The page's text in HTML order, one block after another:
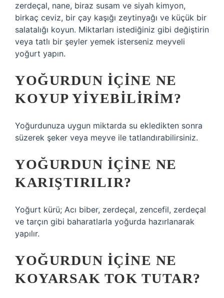
zerdeçal, nane, biraz susam ve siyah kimyon,
birkaç ceviz, bir çay kaşığı zeytinyağı ve küçük bir
salatalığı koyun. Miktarları istediğiniz gibi değiştirin
veya tatlı bir şeyler yemek isterseniz meyveli
yoğurt yapın.
YOĞURDUN IÇINE NE
KOYUP YIYEBILIRIM?
Yoğurdunuza uygun miktarda su ekledikten sonra
süzerek şeker veya meyve ile tatlandırabilirsiniz.
YOĞURDUN IÇINE NE
KARIŞTIRILIR?
Yoğurt kürü; Acı biber, zerdeçal, zencefil, zerdeçal
ve tarçın gibi baharatlarla yoğurda hazırlanarak
yapılır.
YOĞURDUN IÇINE NE
KOYARSAK TOK TUTAR?